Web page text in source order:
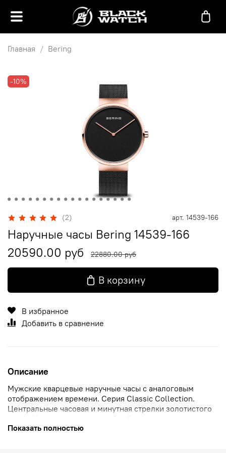
Главная Bering
-10%
(2) арт. 14539-166
Наручные часы Bering 14539-166
20590.00 руб
22880.00 руб
В корзину
В избранное
Добавить в сравнение
Описание
Мужские кварцевые наручные часы с аналоговым
отображением времени. Серия Classic Сollection.
Центральные часовая и минутная стрелки золотистого
цвета. На матово-черном циферблате намеренно
отсутствуют индексы, что полностью соответствует
Показать полностью